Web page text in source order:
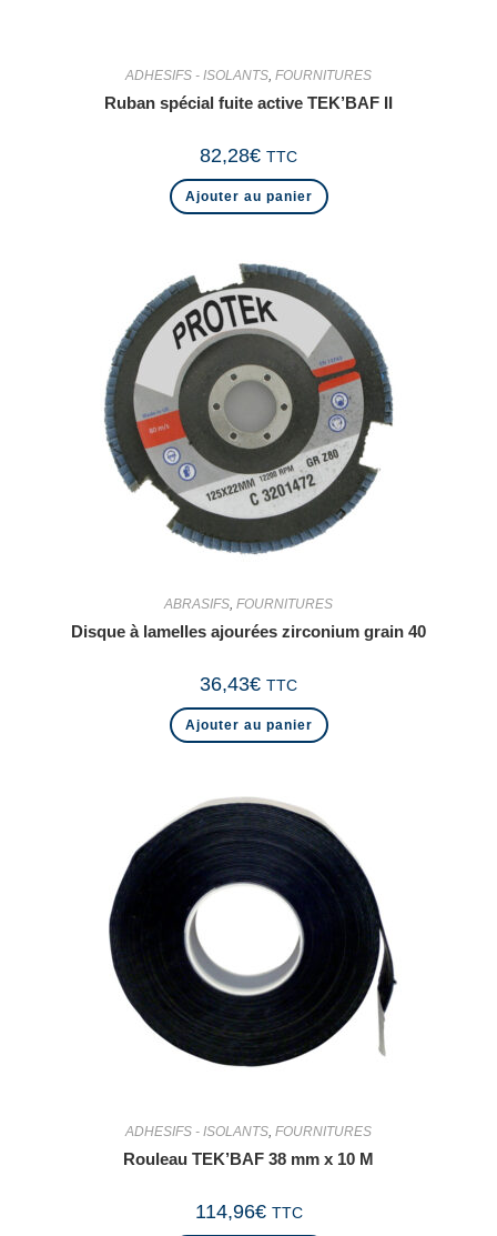
ADHESIFS - ISOLANTS, FOURNITURES
Ruban spécial fuite active TEK’BAF II
82,28€ TTC
Ajouter au panier
ABRASIFS FOURNITURES
Disque à lamelles ajourées zirconium grain 40
36,43€ TTC
Ajouter au panier
ADHESIFS - ISOLANTS, FOURNITURES
Rouleau TEK’BAF 38 mm x 10 M
114,96€ TTC